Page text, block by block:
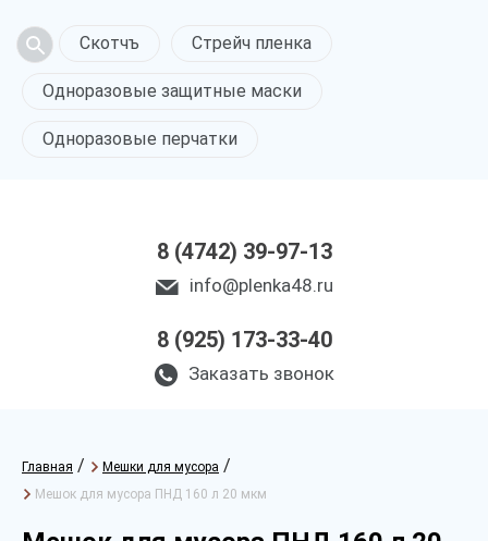
Скотчъ Стрейч пленка
Одноразовые защитные маски
Одноразовые перчатки
8 (4742) 39-97-13
info@plenka48.ru
8 (925) 173-33-40
Заказать звонок
Главная / Мешки для мусора /
Мешок для мусора ПНД 160 л 20 мкм